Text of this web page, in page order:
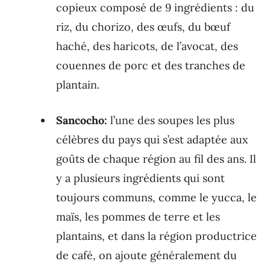
copieux composé de 9 ingrédients : du
riz, du chorizo, des œufs, du bœuf
haché, des haricots, de l’avocat, des
couennes de porc et des tranches de
plantain.
Sancocho: l’une des soupes les plus
célèbres du pays qui s’est adaptée aux
goûts de chaque région au fil des ans. Il
y a plusieurs ingrédients qui sont
toujours communs, comme le yucca, le
maïs, les pommes de terre et les
plantains, et dans la région productrice
de café, on ajoute généralement du